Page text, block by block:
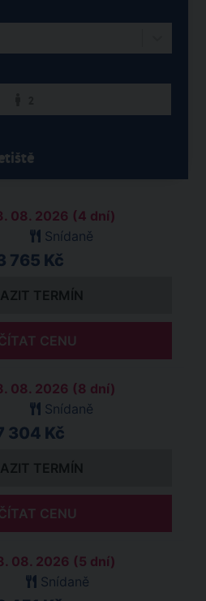
08. 2026 (4 dní)
Snídaně
765 Kč
TERMÍN
CENU
08. 2026 (8 dní)
Snídaně
304 Kč
TERMÍN
CENU
08. 2026 (5 dní)
Snídaně